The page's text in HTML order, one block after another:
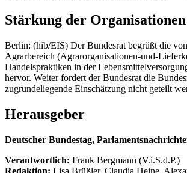
Stärkung der
Berlin: (hib/EIS) Der Bundesrat begrüßt die
Agrarbereich (Agrarorganisationen-und-
Handelspraktiken in der
hervor. Weiter fordert der Bundesrat die
zugrundeliegende Einschätzung nicht geteilt
Herausgeber
Deutscher Bundestag,
Verantwortlich: Frank Bergmann (V.i.S.d.P.)
Redaktion: Lisa Brüßler, Claudia Heine,